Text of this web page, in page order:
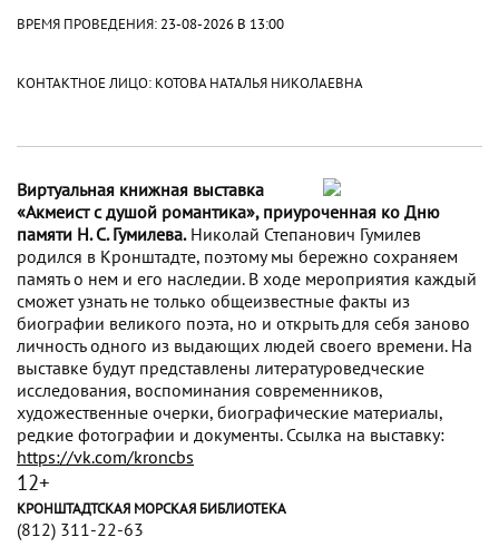
ВРЕМЯ ПРОВЕДЕНИЯ:23-08-2026 В 13:00
КОНТАКТНОЕ ЛИЦО: КОТОВА НАТАЛЬЯ НИКОЛАЕВНА
Виртуальная книжная выставка
«Акмеист с душой романтика», приуроченная ко Дню
памяти Н. С. Гумилева.Николай Степанович Гумилев
родился в Кронштадте, поэтому мы бережно сохраняем
память о нем и его наследии. В ходе мероприятия каждый
сможет узнать не только общеизвестные факты из
биографии великого поэта, но и открыть для себя заново
личность одного из выдающих людей своего времени. На
выставке будут представлены литературоведческие
исследования, воспоминания современников,
художественные очерки, биографические материалы,
редкие фотографии и документы. Ссылка на выставку:
https://vk.com/kroncbs
12+
КРОНШТАДТСКАЯ МОРСКАЯ БИБЛИОТЕКА
(812) 311-22-63